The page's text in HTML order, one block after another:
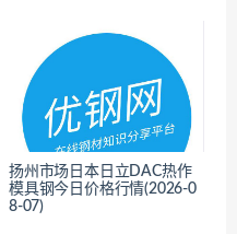
扬州市场日本日立DAC热作
模具钢今日价格行情(2026-0
8-07)